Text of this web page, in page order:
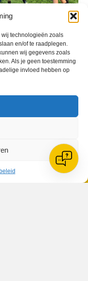
technologieën zoals
en/of te raadplegen.
wij gegevens zoals
Als je geen toestemming
invloed hebben op